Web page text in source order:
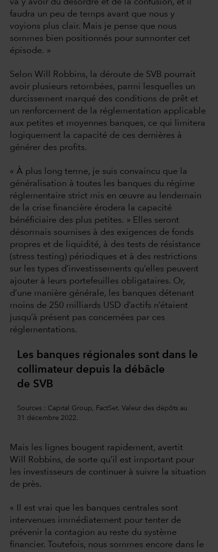
faudra un peu de temps avant que nous y
voyions plus clair. Mais je pense que nous
sommes bien positionnés pour surmonter cet
épisode. »
Selon Will Robbins, la déroute de SVB pourrait
avoir plusieurs retombées, parmi lesquelles un
durcissement marqué des conditions de prêt et
un renforcement de la réglementation applicable
aux petites et moyennes banques, ce qui limitera
logiquement la capacité de ces dernières à
générer des profits.
« À plus long terme, je suis convaincu que la
généralisation à toutes les banques du régime
réglementaire strict mis en œuvre au lendemain
de la crise financière érodera la capacité
bénéficiaire des plus petites. » Elles seront
désormais soumises à des exigences de fonds
propres et de liquidité, à des tests de résistance
(stress testing) périodiques et à des restrictions
sur les types d’investissements qu’elles peuvent
ajouter à leurs portefeuilles obligataires. Or,
d’une manière générale, les banques détenant
moins de 250 milliards USD d’actifs n’étaient
jusqu’à présent pas concernées par ces
réglementations.
Les banques régionales sont dans le
collimateur depuis la débâcle
de SVB
Sources : Capital Group, FactSet. Valeur des dépôts au
31 décembre 2022.
Mais les lignes bougent rapidement, avertit
Will Robbins, de sorte qu’il est important pour
les investisseurs de continuer à suivre la situation
de près.
« Il est vrai que les banques centrales sont
intervenues immédiatement pour tenter de
prévenir la contagion au reste du système
financier. Toutefois, nous sommes encore dans le